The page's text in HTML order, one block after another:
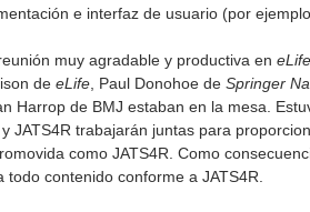
e interfaz de usuario (por
muy agradable y productiva en eLife
de eLife , Paul Donohoe de Springer
Harrop de BMJ estaban en la mesa.
y JATS4R trabajarán juntas para
como JATS4R. Como
contenido conforme a JATS4R.